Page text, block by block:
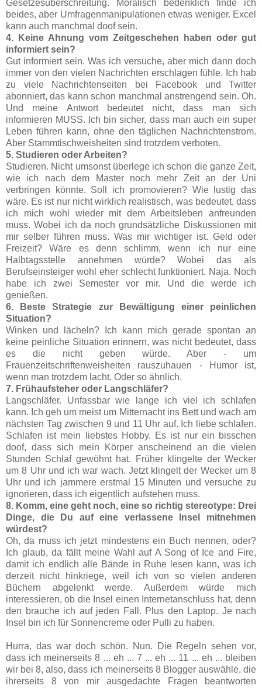
Gesetzesüberschreitung. Moralisch bedenklich finde ich
beides, aber Umfragenmanipulationen etwas weniger. Excel
kann auch manchmal doof sein.
4. Keine Ahnung vom Zeitgeschehen haben oder gut
informiert sein?
Gut informiert sein. Was ich versuche, aber mich dann doch
immer von den vielen Nachrichten erschlagen fühle. Ich hab
zu viele Nachrichtenseiten bei Facebook und Twitter
abonniert, das kann schon manchmal anstrengend sein. Oh.
Und meine Antwort bedeutet nicht, dass man sich
informieren MUSS. Ich bin sicher, dass man auch ein super
Leben führen kann, ohne den täglichen Nachrichtenstrom.
Aber Stammtischweisheiten sind trotzdem verboten.
5. Studieren oder Arbeiten?
Studieren. Nicht umsonst überlege ich schon die ganze Zeit,
wie ich nach dem Master noch mehr Zeit an der Uni
verbringen könnte. Soll ich promovieren? Wie lustig das
wäre. Es ist nur nicht wirklich realistisch, was bedeutet, dass
ich mich wohl wieder mit dem Arbeitsleben anfreunden
muss. Wobei ich da noch grundsätzliche Diskussionen mit
mir selber führen muss. Was mir wichtiger ist. Geld oder
Freizeit? Wäre es denn schlimm, wenn ich nur eine
Halbtagsstelle annehmen würde? Wobei das als
Berufseinsteiger wohl eher schlecht funktioniert. Naja. Noch
habe ich zwei Semester vor mir. Und die werde ich
genießen.
6. Beste Strategie zur Bewältigung einer peinlichen
Situation?
Winken und lächeln? Ich kann mich gerade spontan an
keine peinliche Situation erinnern, was nicht bedeutet, dass
es die nicht geben würde. Aber - um
Frauenzeitschriftenweisheiten rauszuhauen - Humor ist,
wenn man trotzdem lacht. Oder so ähnlich.
7. Frühaufsteher oder Langschläfer?
Langschläfer. Unfassbar wie lange ich viel ich schlafen
kann. Ich geh um meist um Mitternacht ins Bett und wach am
nächsten Tag zwischen 9 und 11 Uhr auf. Ich liebe schlafen.
Schlafen ist mein liebstes Hobby. Es ist nur ein bisschen
doof, dass sich mein Körper anscheinend an die vielen
Stunden Schlaf gewöhnt hat. Früher klingelte der Wecker
um 8 Uhr und ich war wach. Jetzt klingelt der Wecker um 8
Uhr und ich jammere erstmal 15 Minuten und versuche zu
ignorieren, dass ich eigentlich aufstehen muss.
8. Komm, eine geht noch, eine so richtig stereotype: Drei
Dinge, die Du auf eine verlassene Insel mitnehmen
würdest?
Oh, da muss ich jetzt mindestens ein Buch nennen, oder?
Ich glaub, da fällt meine Wahl auf A Song of Ice and Fire,
damit ich endlich alle Bände in Ruhe lesen kann, was ich
derzeit nicht hinkriege, weil ich von so vielen anderen
Büchern abgelenkt werde. Außerdem würde mich
interessieren, ob die Insel einen Internetanschluss hat, denn
den brauche ich auf jeden Fall. Plus den Laptop. Je nach
Insel bin ich für Sonnencreme oder Pulli zu haben.
Hurra, das war doch schön. Nun. Die Regeln sehen vor,
dass ich meinerseits 8 ... eh ... 7 ... eh ... 11 ... eh ... bleiben
wir bei 8, also, dass ich meinerseits 8 Blogger auswähle, die
ihrerseits 8 von mir ausgedachte Fragen beantworten